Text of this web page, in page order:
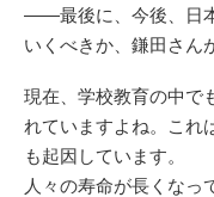
——最後に、今後、日
いくべきか、鎌田さん
現在、学校教育の中で
れていますよね。これ
も起因しています。
人々の寿命が長くなっ